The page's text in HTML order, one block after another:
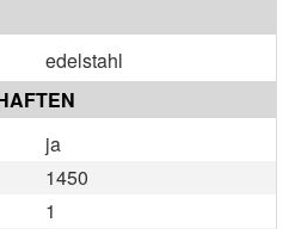
edelstahl
ja
1450
1